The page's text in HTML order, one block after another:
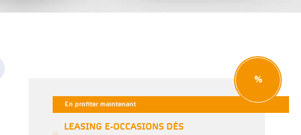
En profiter maintenant
%
LEASING E-OCCASIONS DÈS